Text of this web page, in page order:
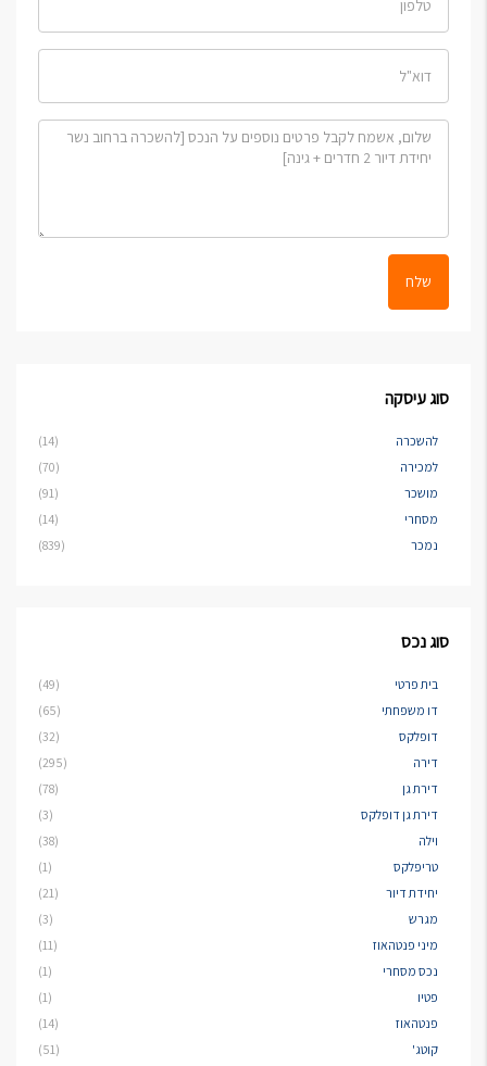
שלח
סוג עיסקה
להשכרה
(14)
למכירה
(70)
מושכר
(91)
מסחרי
(14)
נמכר
(839)
סוג נכס
בית פרטי
(49)
דו משפחתי
(65)
דופלקס
(32)
דירה
(295)
דירת גן
(78)
דירת גן דופלקס
(3)
וילה
(38)
טריפלקס
(1)
יחידת דיור
(21)
מגרש
(3)
מיני פנטהאוז
(11)
נכס מסחרי
(1)
פטיו
(1)
פנטהאוז
(14)
קוטג'
(51)